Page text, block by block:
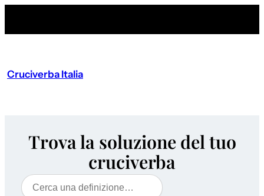
Cruciverba Italia
Trova la soluzione del tuo
cruciverba
Cerca